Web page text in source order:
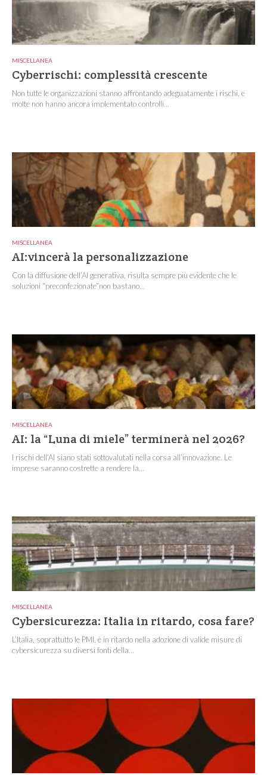
MISCELLANEA
Cyberrischi: complessità crescente
Non tutte le organizzazioni stanno affrontando adeguatamente i rischi, e
molte non hanno ancora implementato controlli...
MISCELLANEA
AI:vincerà la personalizzazione
Con la diffusione dell’AI generativa, risulta sempre più evidente che le
soluzioni “preconfezionate”non bastano...
MISCELLANEA
AI: la “Luna di miele” terminerà nel 2026?
I rischi dell’AI siano stati sottovalutati nella corsa all’innovazione. Le
imprese saranno costrette a rendere la...
MISCELLANEA
Cybersicurezza: Italia in ritardo, cosa fare?
L’Italia, soprattutto le PMI, è in ritardo nella adozione di valide misure di
cybersicurezza su diversi fonti della...